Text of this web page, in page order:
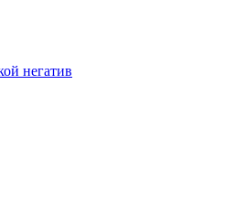
негатив